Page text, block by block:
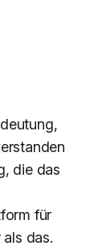
die das
für
das.